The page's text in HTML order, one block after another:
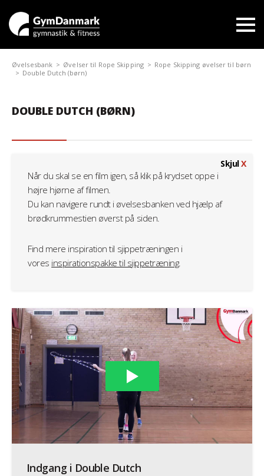
Øvelsesbank Øvelser til Rope Skipping
Rope Skipping øvelser til børn
Double Dutch (børn)
DOUBLE DUTCH (BØRN)
Når du skal se en film igen, så klik på krydset oppe i
højre hjørne af filmen.
Du kan navigere rundt i øvelsesbanken ved hjælp af
brødkrummestien øverst på siden.
Find mere inspiration til sjippetræningen i
vores inspirationspakke til sjippetræning.
SkjulX
Indgang i Double Dutch